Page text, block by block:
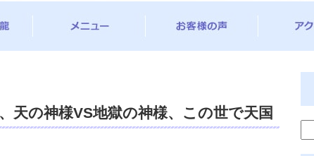
天の神様VS地獄の神様、この世で天国